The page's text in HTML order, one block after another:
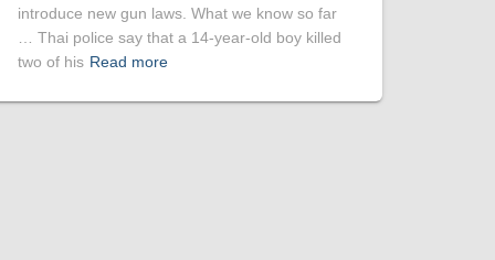
introduce new gun laws. What we know so far
… Thai police say that a 14-year-old boy killed
two of his Read more